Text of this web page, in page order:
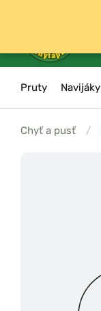
Pruty Navijáky
Chyť a pusť /